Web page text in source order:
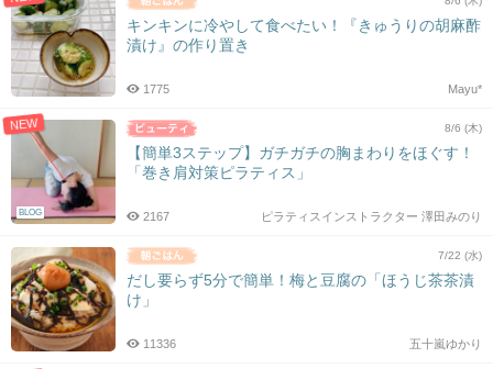
キンキンに冷やして食べたい！『きゅうりの胡麻酢
漬け』の作り置き
Mayu*
1775
NEW
BLOG
8/6 (木)
【簡単3ステップ】ガチガチの胸まわりをほぐす！
「巻き肩対策ピラティス」
ピラティスインストラクター 澤田みのり
2167
7/22 (水)
だし要らず5分で簡単！梅と豆腐の「ほうじ茶茶漬
け」
五十嵐ゆかり
11336